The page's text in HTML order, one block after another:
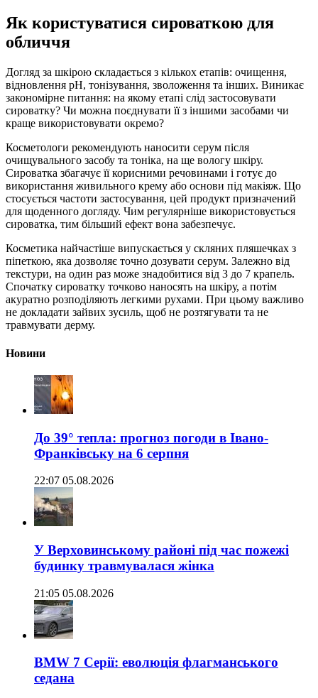
Як користуватися сироваткою для
обличчя
Догляд за шкірою складається з кількох етапів: очищення,
відновлення pH, тонізування, зволоження та інших. Виникає
закономірне питання: на якому етапі слід застосовувати
сироватку? Чи можна поєднувати її з іншими засобами чи
краще використовувати окремо?
Косметологи рекомендують наносити серум після
очищувального засобу та тоніка, на ще вологу шкіру.
Сироватка збагачує її корисними речовинами і готує до
використання живильного крему або основи під макіяж. Що
стосується частоти застосування, цей продукт призначений
для щоденного догляду. Чим регулярніше використовується
сироватка, тим більший ефект вона забезпечує.
Косметика найчастіше випускається у скляних пляшечках з
піпеткою, яка дозволяє точно дозувати серум. Залежно від
текстури, на один раз може знадобитися від 3 до 7 крапель.
Спочатку сироватку точково наносять на шкіру, а потім
акуратно розподіляють легкими рухами. При цьому важливо
не докладати зайвих зусиль, щоб не розтягувати та не
травмувати дерму.
Новини
До 39° тепла: прогноз погоди в Івано-
Франківську на 6 серпня
22:07 05.08.2026
У Верховинському районі під час пожежі
будинку травмувалася жінка
21:05 05.08.2026
BMW 7 Серії: еволюція флагманського
седана